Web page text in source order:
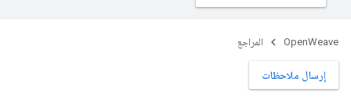
OpenWeave المراجع
إرسال ملاحظات